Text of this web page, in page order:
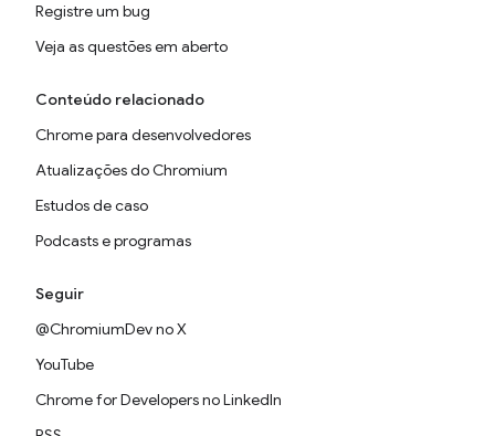
Registre um bug
Veja as questões em aberto
Conteúdo relacionado
Chrome para desenvolvedores
Atualizações do Chromium
Estudos de caso
Podcasts e programas
Seguir
@ChromiumDev no X
YouTube
Chrome for Developers no LinkedIn